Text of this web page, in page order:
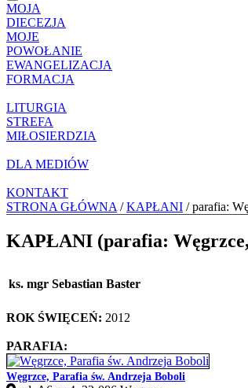
MOJA
DIECEZJA
MOJE
POWOŁANIE
EWANGELIZACJA
FORMACJA
LITURGIA
STREFA
MIŁOSIERDZIA
DLA MEDIÓW
KONTAKT
STRONA GŁÓWNA /KAPŁANI / parafia:
KAPŁANI (parafia:
ks. mgr Sebastian Baster
ROK ŚWIĘCEŃ: 2012
PARAFIA:
Węgrzce, Parafia św. Andrzeja Boboli